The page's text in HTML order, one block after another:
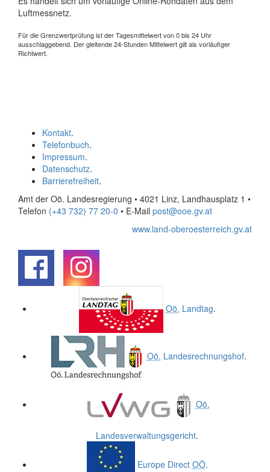
Luftmessnetz.
Für die Grenzwertprüfung ist der Tagesmittelwert von 0 bis 24 Uhr
ausschlaggebend. Der gleitende 24-Stunden Mittelwert gilt als vorläufiger
Richtwert.
Kontakt.
Telefonbuch.
Impressum.
Datenschutz.
Barrierefreiheit.
Amt der Oö. Landesregierung • 4021 Linz, Landhausplatz 1 •
Telefon (+43 732) 77 20-0 • E-Mail post@ooe.gv.at
www.land-oberoesterreich.gv.at
Oö. Landtag.
Oö. Landesrechnungshof.
Oö.
Landesverwaltungsgericht.
Europe Direct OÖ.